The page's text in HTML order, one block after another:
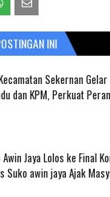
INI
Sekernan
dan KPM, Perkuat
Jaya Lolos ke Final
Suko awin jaya Ajak